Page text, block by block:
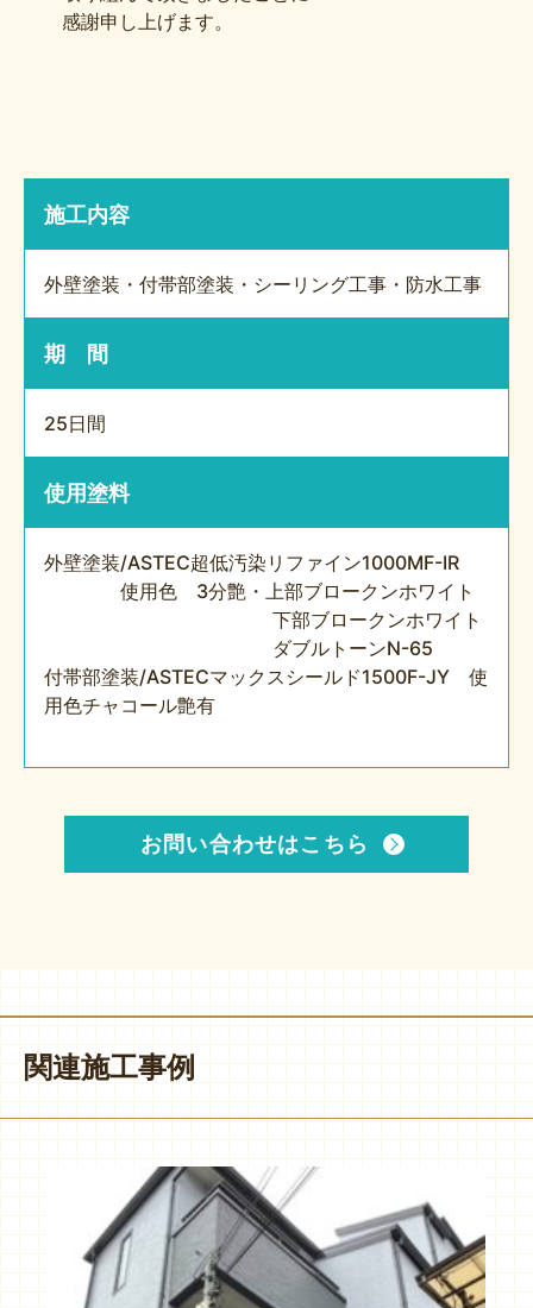
感謝申し上げます。
施工内容
外壁塗装・付帯部塗装・シーリング工事・防水工事
期 間
25日間
使用塗料
外壁塗装/ASTEC超低汚染リファイン1000MF-IR
使用色 3分艶・上部ブロークンホワイト
下部ブロークンホワイト
ダブルトーンN-65
付帯部塗装/ASTECマックスシールド1500F-JY 使
用色チャコール艶有
お問い合わせはこちら
関連施工事例